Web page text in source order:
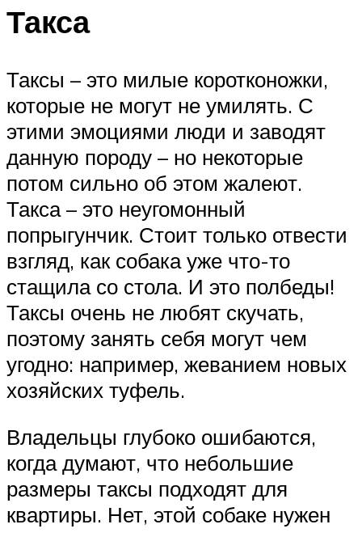
Такса
Таксы – это милые коротконожки,
которые не могут не умилять. С
этими эмоциями люди и заводят
данную породу – но некоторые
потом сильно об этом жалеют.
Такса – это неугомонный
попрыгунчик. Стоит только отвести
взгляд, как собака уже что-то
стащила со стола. И это полбеды!
Таксы очень не любят скучать,
поэтому занять себя могут чем
угодно: например, жеванием новых
хозяйских туфель.
Владельцы глубоко ошибаются,
когда думают, что небольшие
размеры таксы подходят для
квартиры. Нет, этой собаке нужен